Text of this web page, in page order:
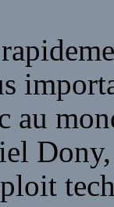
au